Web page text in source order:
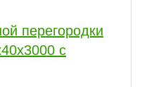
перегородки
с